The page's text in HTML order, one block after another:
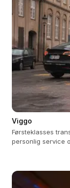
Viggo
Førsteklasses
personlig service